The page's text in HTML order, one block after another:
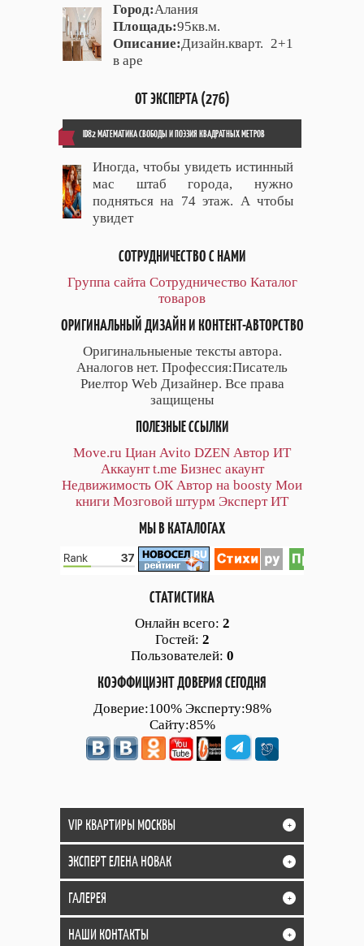
Город:Алания
Площадь:95кв.м.
Описание: Дизайн.кварт. 2+1
в аре
ОТ ЭКСПЕРТА (276)
ID82 МАТЕМАТИКА СВОБОДЫ И ПОЭЗИЯ КВАДРАТНЫХ МЕТРОВ
Иногда, чтобы увидеть истинный
мас штаб города, нужно
подняться на 74 этаж. А чтобы
увидет
СОТРУДНИЧЕСТВО С НАМИ
Группа сайта Сотрудничество Каталог
товаров
ОРИГИНАЛЬНЫЙ ДИЗАЙН И КОНТЕНТ-АВТОРСТВО
Оригинальныеные тексты автора.
Аналогов нет. Профессия:Писатель
Риелтор Web Дизайнер. Все права
защищены
ПОЛЕЗНЫЕ ССЫЛКИ
Move.ru Циан Avito DZEN Автор ИТ
Аккаунт t.me Бизнес акаунт
Недвижимость ОК Автор на boosty Мои
книги Мозговой штурм Эксперт ИТ
МЫ В КАТАЛОГАХ
СТАТИСТИКА
Онлайн всего: 2
Гостей: 2
Пользователей: 0
КОЭФФИЦИЭНТ ДОВЕРИЯ СЕГОДНЯ
Доверие:100% Эксперту:98%
Сайту:85%
VIP КВАРТИРЫ МОСКВЫ +
ЭКСПЕРТ ЕЛЕНА НОВАК +
ГАЛЕРЕЯ +
НАШИ КОНТАКТЫ +